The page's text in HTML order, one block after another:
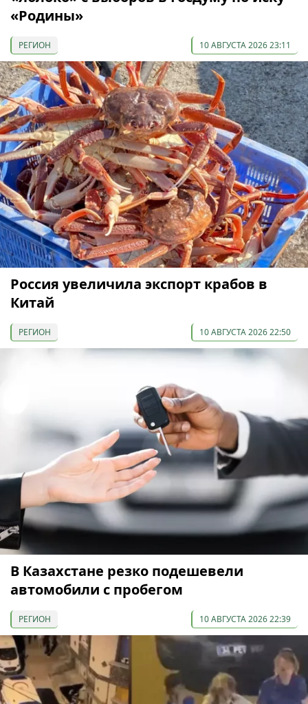
«Родины»
РЕГИОН 10 АВГУСТА 2026 23:11
Россия увеличила экспорт крабов в
Китай
РЕГИОН 10 АВГУСТА 2026 22:50
В Казахстане резко подешевели
автомобили с пробегом
РЕГИОН 10 АВГУСТА 2026 22:39